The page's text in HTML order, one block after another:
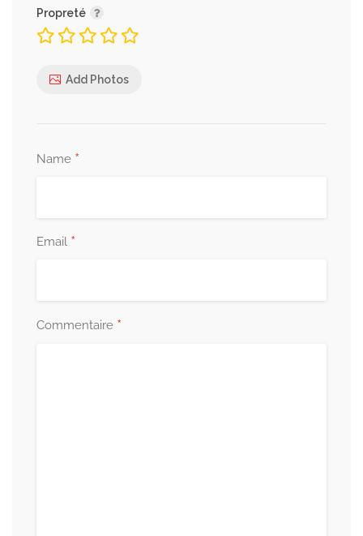
Propreté
Add Photos
Name *
Email *
Commentaire *